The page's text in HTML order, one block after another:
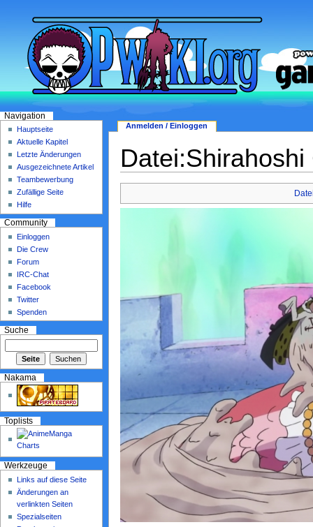
Anmelden / Einloggen
Navigation
Hauptseite
Aktuelle Kapitel
Letzte Änderungen
Ausgezeichnete Artikel
Teambewerbung
Zufällige Seite
Hilfe
Community
Einloggen
Die Crew
Forum
IRC-Chat
Facebook
Twitter
Spenden
Suche
Nakama
Toplists
Werkzeuge
Links auf diese Seite
Änderungen an
verlinkten Seiten
Spezialseiten